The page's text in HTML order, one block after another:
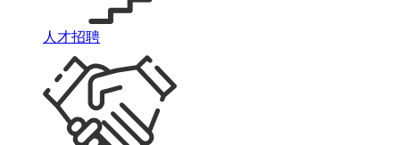
人才招聘